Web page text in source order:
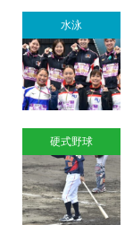
水泳
硬式野球